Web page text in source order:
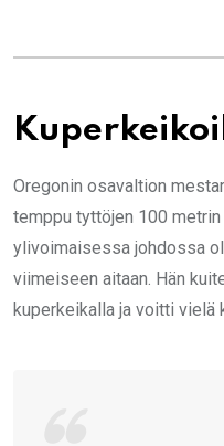
Oregonin osavaltion
temppu tyttöjen 100
ylivoimaisessa johdossa
viimeiseen aitaan. Hän
kuperkeikalla ja voitti vielä